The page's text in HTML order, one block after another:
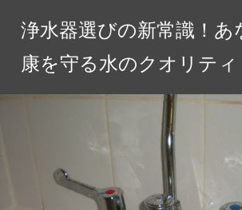
浄水器選びの新常識！あ
康を守る水のクオリティ